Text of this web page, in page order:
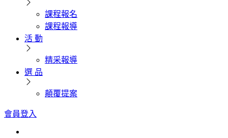
課程報名
課程報導
活 動
精采報導
選 品
顛覆提案
會員登入